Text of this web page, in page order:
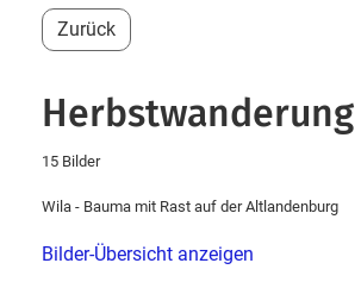
Zurück
Herbstwanderung
15 Bilder
Wila - Bauma mit Rast auf der Altlandenburg
Bilder-Übersicht anzeigen